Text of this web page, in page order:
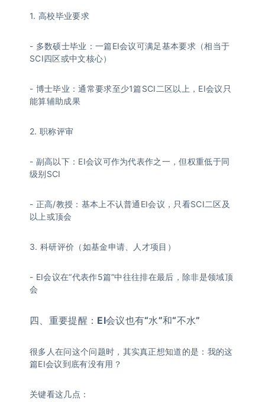
1. 高校毕业要求
- 多数硕士毕业：一篇EI会议可满足基本要求（相当于
SCI四区或中文核心）
- 博士毕业：通常要求至少1篇SCI二区以上，EI会议只
能算辅助成果
2. 职称评审
- 副高以下：EI会议可作为代表作之一，但权重低于同
级别SCI
- 正高/教授：基本上不认普通EI会议，只看SCI二区及
以上或顶会
3. 科研评价（如基金申请、人才项目）
- EI会议在“代表作5篇”中往往排在最后，除非是领域顶
会
四、重要提醒：EI会议也有“水”和“不水”
很多人在问这个问题时，其实真正想知道的是：我的这
篇EI会议到底有没有用？
关键看这几点：